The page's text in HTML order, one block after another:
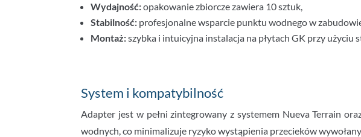
Wydajność:opakowanie zbiorcze zawiera 10 sztuk,
Stabilność: profesjonalne wsparcie punktu wodnego w
Montaż:szybka i intuicyjna instalacja na płytach GK przy użyciu
System i kompatybilność
Adapter jest w pełni zintegrowany z systemem Nueva Terrain
wodnych, co minimalizuje ryzyko wystąpienia przecieków